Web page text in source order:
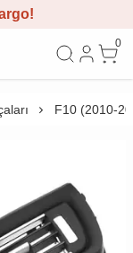
0
F10 (2010-